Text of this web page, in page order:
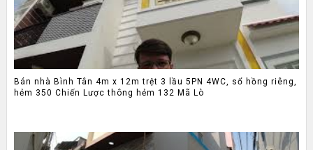
Bán nhà Bình Tân 4m x 12m trệt 3 lầu 5PN 4WC, sổ hồng riêng,
hẻm 350 Chiến Lược thông hẻm 132 Mã Lò